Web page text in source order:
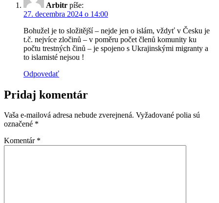
Arbitr píše:
27. decembra 2024 o 14:00
Bohužel je to složitější – nejde jen o islám, vždyť v Česku je
t.č. nejvíce zločinů – v poměru počet členů komunity ku
počtu trestných činů – je spojeno s Ukrajinskými migranty a
to islamisté nejsou !
Odpovedať
Pridaj komentár
Vaša e-mailová adresa nebude zverejnená. Vyžadované polia sú
označené *
Komentár *